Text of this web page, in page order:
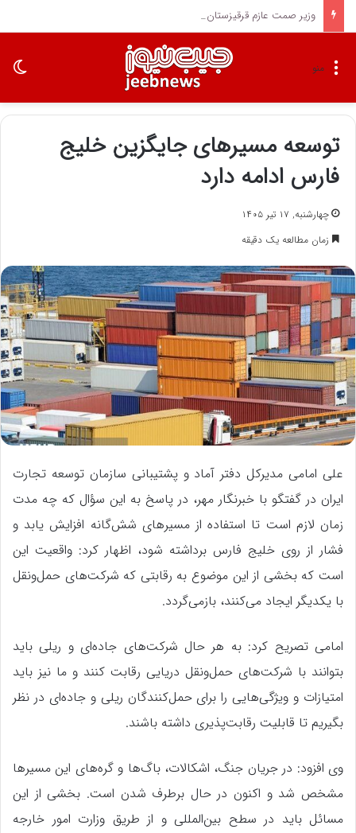
وزیر صمت عازم قرقیزستان شد
منو
توسعه مسیرهای جایگزین خلیج
فارس ادامه دارد
چهارشنبه, ۱۷ تیر ۱۴۰۵
زمان مطالعه یک دقیقه
علی امامی مدیرکل دفتر آماد و پشتیبانی سازمان توسعه تجارت
ایران در گفتگو با خبرنگار مهر، در پاسخ به این سؤال که چه مدت
زمان لازم است تا استفاده از مسیرهای شش‌گانه افزایش یابد و
فشار از روی خلیج فارس برداشته شود، اظهار کرد: واقعیت این
است که بخشی از این موضوع به رقابتی که شرکت‌های حمل‌ونقل
با یکدیگر ایجاد می‌کنند، بازمی‌گردد.
امامی تصریح کرد: به هر حال شرکت‌های جاده‌ای و ریلی باید
بتوانند با شرکت‌های حمل‌ونقل دریایی رقابت کنند و ما نیز باید
امتیازات و ویژگی‌هایی را برای حمل‌کنندگان ریلی و جاده‌ای در نظر
بگیریم تا قابلیت رقابت‌پذیری داشته باشند.
وی افزود: در جریان جنگ، اشکالات، باگ‌ها و گره‌های این مسیرها
مشخص شد و اکنون در حال برطرف شدن است. بخشی از این
مسائل باید در سطح بین‌المللی و از طریق وزارت امور خارجه